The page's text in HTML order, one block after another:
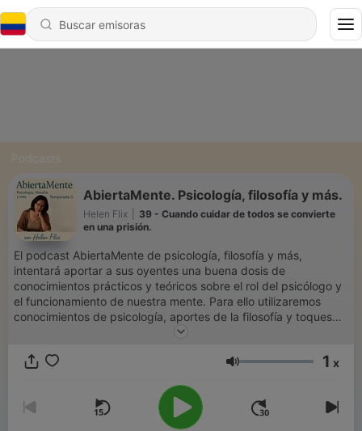
Podcasts
AbiertaMente. Psicología, filosofía y más.
Helen Flix
39 - Cuando cuidar de todos se convierte
en una prisión.
El podcast AbiertaMente de psicología, filosofía y más,
intentará aportar a sus oyentes una buena dosis de
conocimientos prácticos y teóricos sobre el rol del psicólogo y
el funcionamiento de nuestra mente. Para ello utilizaremos
conocimientos de psicología, aportes de la filosofía y toques
de películas y novelas que den una mayor comprensión a lo
colaboradores.
Volumen 1 x